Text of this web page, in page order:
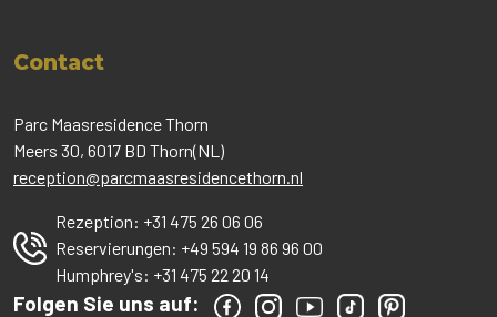
Contact
Parc Maasresidence Thorn
Meers 30, 6017 BD Thorn(NL)
reception@parcmaasresidencethorn.nl
Rezeption: +31 475 26 06 06
Reservierungen: +49 594 19 86 96 00
Humphrey's: +31 475 22 20 14
Folgen Sie uns auf: